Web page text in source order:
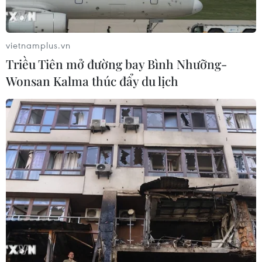
Thủ tướng kiểm tra tiến độ xây đường sắt
đô thị đoạn Nhổn-ga Hà Nội
07/08/2022 07:16
Thủ tướng chỉ đạo phải hoàn thành phần trên cao của
dự án đường sắt đô thị đoạn Nhổn-ga Hà Nội trước
ngày 31/12/2022; về tuyến ngầm rút ngắn một nửa thời
gian hoàn thành so với đề xuất năm 2027.
vietnamplus.vn
Triều Tiên mở đường bay Bình Nhưỡng-
Wonsan Kalma thúc đẩy du lịch